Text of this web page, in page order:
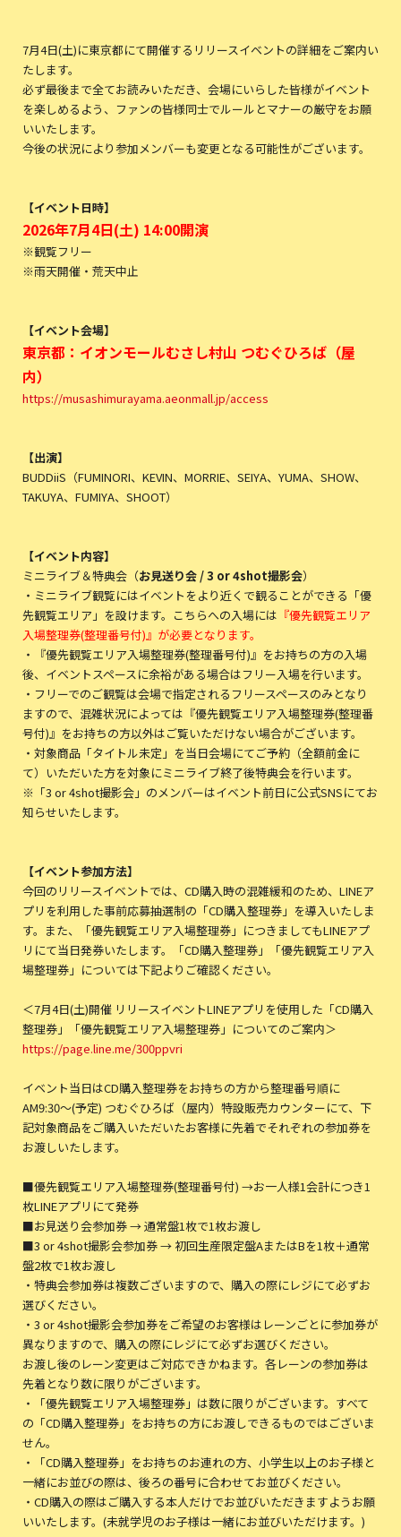
7月4日(土)に東京都にて開催するリリースイベントの詳細をご案内い
たします。
必ず最後まで全てお読みいただき、会場にいらした皆様がイベント
を楽しめるよう、ファンの皆様同士でルールとマナーの厳守をお願
いいたします。
今後の状況により参加メンバーも変更となる可能性がございます。
【イベント日時】
2026年7月4日(土) 14:00開演
※観覧フリー
※雨天開催・荒天中止
【イベント会場】
東京都：イオンモールむさし村山 つむぐひろば（屋
内）
https://musashimurayama.aeonmall.jp/access
【出演】
BUDDiiS（FUMINORI、KEVIN、MORRIE、SEIYA、YUMA、SHOW、
TAKUYA、FUMIYA、SHOOT）
【イベント内容】
ミニライブ＆特典会（お見送り会 / 3 or 4shot撮影会）
・ミニライブ観覧にはイベントをより近くで観ることができる「優
先観覧エリア」を設けます。こちらへの入場には 『優先観覧エリア
入場整理券(整理番号付)』が必要となります。
・『優先観覧エリア入場整理券(整理番号付)』をお持ちの方の入場
後、イベントスペースに余裕がある場合はフリー入場を行います。
・フリーでのご観覧は会場で指定されるフリースペースのみとなり
ますので、混雑状況によっては『優先観覧エリア入場整理券(整理番
号付)』をお持ちの方以外はご覧いただけない場合がございます。
・対象商品「タイトル未定」を当日会場にてご予約（全額前金に
て）いただいた方を対象にミニライブ終了後特典会を行います。
※「3 or 4shot撮影会」のメンバーはイベント前日に公式SNSにてお
知らせいたします。
【イベント参加方法】
今回のリリースイベントでは、CD購入時の混雑緩和のため、LINEア
プリを利用した事前応募抽選制の「CD購入整理券」を導入いたしま
す。また、「優先観覧エリア入場整理券」につきましてもLINEアプ
リにて当日発券いたします。「CD購入整理券」「優先観覧エリア入
場整理券」については下記よりご確認ください。
＜7月4日(土)開催 リリースイベントLINEアプリを使用した「CD購入
整理券」「優先観覧エリア入場整理券」についてのご案内＞
https://page.line.me/300ppvri
イベント当日はCD購入整理券をお持ちの方から整理番号順に
AM9:30〜(予定) つむぐひろば（屋内）特設販売カウンターにて、下
記対象商品をご購入いただいたお客様に先着でそれぞれの参加券を
お渡しいたします。
■優先観覧エリア入場整理券(整理番号付) →お一人様1会計につき1
枚LINEアプリにて発券
■お見送り会参加券 → 通常盤1枚で1枚お渡し
■3 or 4shot撮影会参加券 → 初回生産限定盤AまたはBを1枚＋通常
盤2枚で1枚お渡し
・特典会参加券は複数ございますので、購入の際にレジにて必ずお
選びください。
・3 or 4shot撮影会参加券をご希望のお客様はレーンごとに参加券が
異なりますので、購入の際にレジにて必ずお選びください。
お渡し後のレーン変更はご対応できかねます。各レーンの参加券は
先着となり数に限りがございます。
・「優先観覧エリア入場整理券」は数に限りがございます。すべて
の「CD購入整理券」をお持ちの方にお渡しできるものではございま
せん。
・「CD購入整理券」をお持ちのお連れの方、小学生以上のお子様と
一緒にお並びの際は、後ろの番号に合わせてお並びください。
・CD購入の際はご購入する本人だけでお並びいただきますようお願
いいたします。(未就学児のお子様は一緒にお並びいただけます。)